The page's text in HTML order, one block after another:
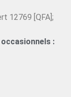
var.
Jones;Lecidea
12769 [QFA];
: